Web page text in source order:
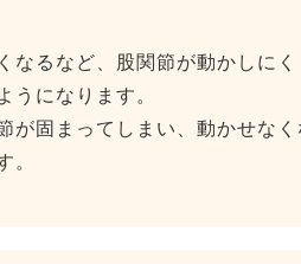
るなど、股関節が動かしにく
うになります。
が固まってしまい、動かせな
。